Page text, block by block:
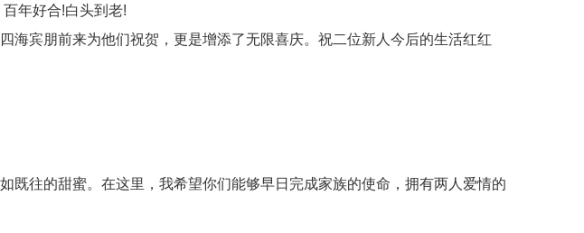
年好合!白头到老!
宾朋前来为他们祝贺，更是增添了无限喜庆。祝二位新人今后的生活红红
往的甜蜜。在这里，我希望你们能够早日完成家族的使命，拥有两人爱情的